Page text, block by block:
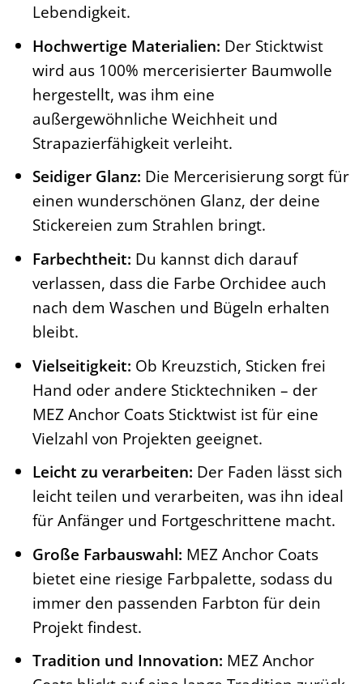
Lebendigkeit.
Hochwertige Materialien: Der Sticktwist
wird aus 100% mercerisierter Baumwolle
hergestellt, was ihm eine
außergewöhnliche Weichheit und
Strapazierfähigkeit verleiht.
Seidiger Glanz: Die Mercerisierung sorgt für
einen wunderschönen Glanz, der deine
Stickereien zum Strahlen bringt.
Farbechtheit: Du kannst dich darauf
verlassen, dass die Farbe Orchidee auch
nach dem Waschen und Bügeln erhalten
bleibt.
Vielseitigkeit: Ob Kreuzstich, Sticken frei
Hand oder andere Sticktechniken – der
MEZ Anchor Coats Sticktwist ist für eine
Vielzahl von Projekten geeignet.
Leicht zu verarbeiten: Der Faden lässt sich
leicht teilen und verarbeiten, was ihn ideal
für Anfänger und Fortgeschrittene macht.
Große Farbauswahl: MEZ Anchor Coats
bietet eine riesige Farbpalette, sodass du
immer den passenden Farbton für dein
Projekt findest.
Tradition und Innovation: MEZ Anchor